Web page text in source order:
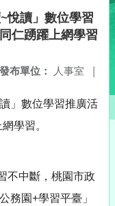
悅讀」數位學習
仁踴躍上網學習
發布單位： 人事室 |
」數位學習推廣活
學習。
不中斷，桃園市政
務園+學習平臺」